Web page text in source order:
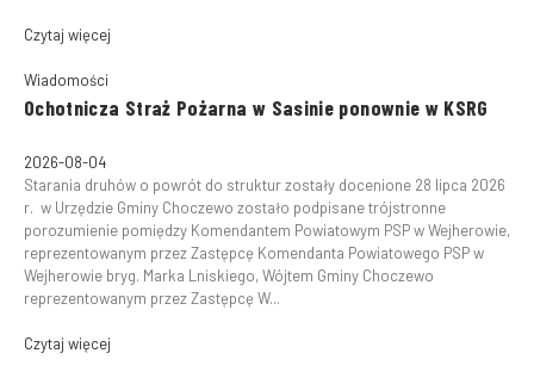
Czytaj więcej
Wiadomości
Ochotnicza Straż Pożarna w Sasinie ponownie w KSRG
2026-08-04
Starania druhów o powrót do struktur zostały docenione 28 lipca 2026
r. w Urzędzie Gminy Choczewo zostało podpisane trójstronne
porozumienie pomiędzy Komendantem Powiatowym PSP w Wejherowie,
reprezentowanym przez Zastępcę Komendanta Powiatowego PSP w
Wejherowie bryg. Marka Lniskiego, Wójtem Gminy Choczewo
reprezentowanym przez Zastępcę W...
Czytaj więcej